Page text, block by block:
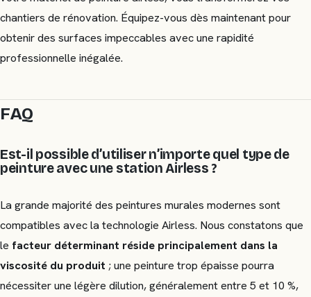
chantiers de rénovation. Équipez-vous dès maintenant pour
obtenir des surfaces impeccables avec une rapidité
professionnelle inégalée.
FAQ
Est-il possible d’utiliser n’importe quel type de
peinture avec une station Airless ?
La grande majorité des peintures murales modernes sont
compatibles avec la technologie Airless. Nous constatons que
le facteur déterminant réside principalement dans la
viscosité du produit ; une peinture trop épaisse pourra
nécessiter une légère dilution, généralement entre 5 et 10 %,